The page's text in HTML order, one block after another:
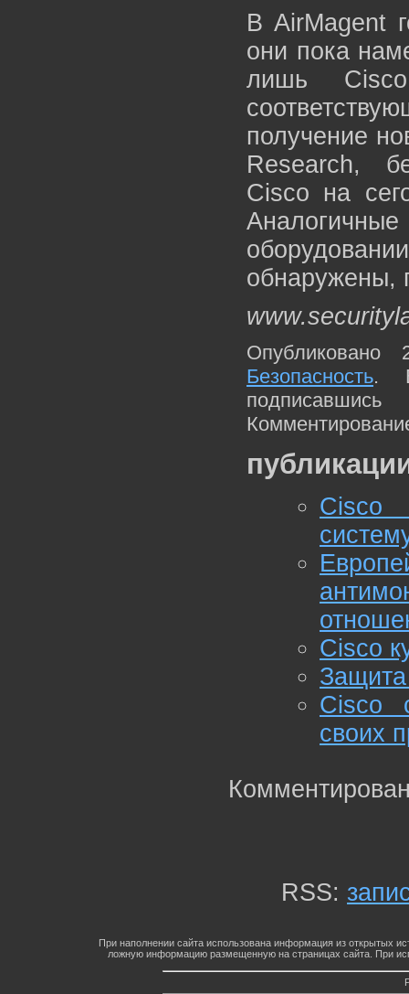
В AirMagent
они пока
лишь
получение
Research,
Cisco на
обнаружены,
Безопасность.
Cisco
Cisco
Cisco
своих
RSS:
При наполнении сайта использована информация из открытых
ложную информацию размещенную на страницах сайта. При